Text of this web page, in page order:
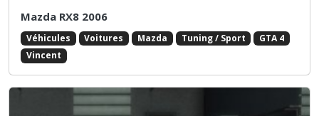
Mazda RX8 2006
Véhicules Voitures Mazda Tuning / Sport
GTA 4
Vincent